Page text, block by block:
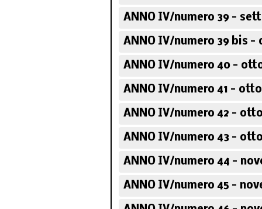
ANNO IV/numero 39 -
ANNO IV/numero 39 bis -
ANNO IV/numero 40 -
ANNO IV/numero 41 -
ANNO IV/numero 42 -
ANNO IV/numero 43 -
ANNO IV/numero 44 -
ANNO IV/numero 45 -